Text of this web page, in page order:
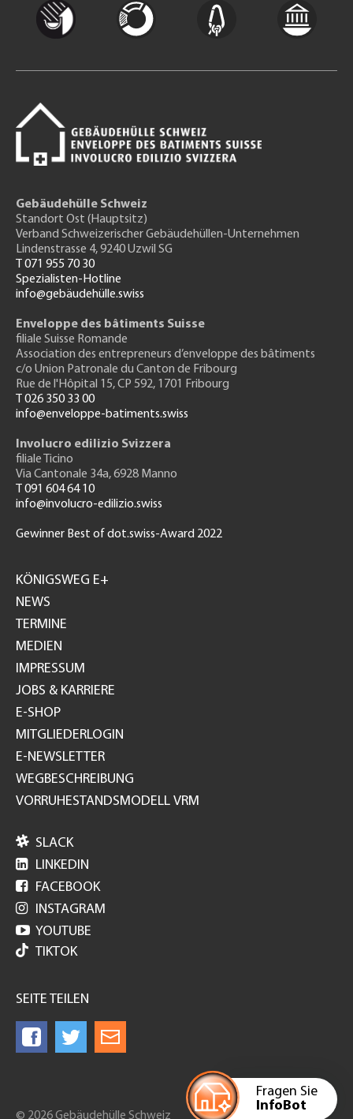
Fragen Sie
InfoBot
Gebäudehülle Schweiz
Standort Ost (Hauptsitz)
Verband Schweizerischer Gebäudehüllen-Unternehmen
Lindenstrasse 4, 9240 Uzwil SG
T 071 955 70 30
Spezialisten-Hotline
info@gebäudehülle.swiss
Enveloppe des bâtiments Suisse
filiale Suisse Romande
Association des entrepreneurs d’enveloppe des bâtiments
c/o Union Patronale du Canton de Fribourg
Rue de l'Hôpital 15, CP 592, 1701 Fribourg
T 026 350 33 00
info@enveloppe-batiments.swiss
Involucro edilizio Svizzera
filiale Ticino
Via Cantonale 34a, 6928 Manno
T 091 604 64 10
info@involucro-edilizio.swiss
Gewinner Best of dot.swiss-Award 2022
GH
KÖNIGSWEG E+
NEWS
TERMINE
MEDIEN
IMPRESSUM
JOBS & KARRIERE
E-SHOP
MITGLIEDERLOGIN
E-NEWSLETTER
WEGBESCHREIBUNG
VORRUHESTANDSMODELL VRM
 SLACK
 LINKEDIN
 FACEBOOK
 INSTAGRAM
 YOUTUBE
TIKTOK
SEITE TEILEN
© 2026 Gebäudehülle Schweiz